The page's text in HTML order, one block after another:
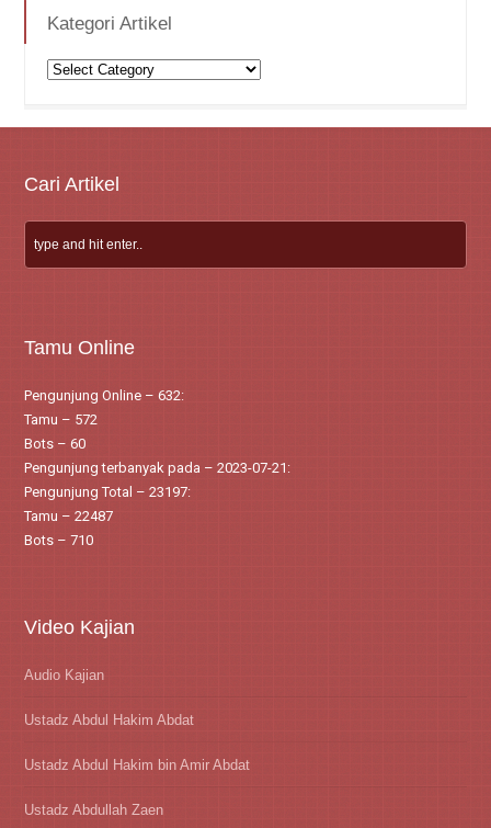
Kategori Artikel
Kategori
Cari Artikel
Tamu Online
Pengunjung Online – 632:
Tamu – 572
Bots – 60
Pengunjung terbanyak pada – 2023-07-21:
Pengunjung Total – 23197:
Tamu – 22487
Bots – 710
Video Kajian
Audio Kajian
Ustadz Abdul Hakim Abdat
Ustadz Abdul Hakim bin Amir Abdat
Ustadz Abdullah Zaen